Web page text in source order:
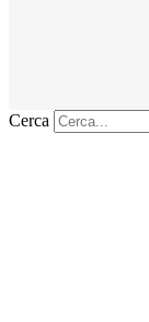
Cerca